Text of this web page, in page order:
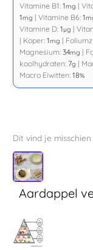
Vitamine B1:1mg |
1mg |Vitamine B6:1
Vitamine D:1µg |
| Koper:1mg |
Magnesium:34mg |
koolhydraten: 7g |
Macro Eiwitten:18%
Dit vind je
Aardappel